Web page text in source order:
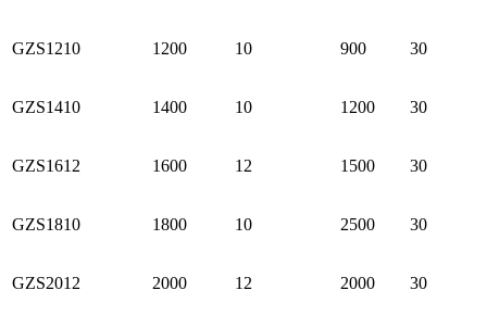
GZS1210 1200 10 900 30
GZS1410 1400 10 1200 30
GZS1612 1600 12 1500 30
GZS1810 1800 10 2500 30
GZS2012 2000 12 2000 30